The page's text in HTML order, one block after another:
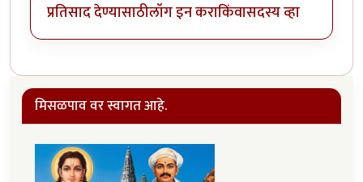
प्रतिसाद देण्यासाठीलॉग इन कराकिंवासदस्य व्हा
मिसळपाव वर स्वागत आहे.